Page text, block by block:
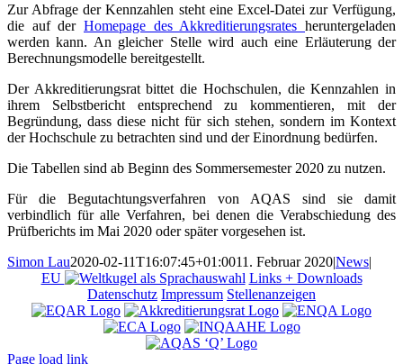
Zur Abfrage der Kennzahlen steht eine Excel-Datei zur Verfügung,
die auf der Homepage des Akkreditierungsrates heruntergeladen
werden kann. An gleicher Stelle wird auch eine Erläuterung der
Berechnungsmodelle bereitgestellt.
Der Akkreditierungsrat bittet die Hochschulen, die Kennzahlen in
ihrem Selbstbericht entsprechend zu kommentieren, mit der
Begründung, dass diese nicht für sich stehen, sondern im Kontext
der Hochschule zu betrachten sind und der Einordnung bedürfen.
Die Tabellen sind ab Beginn des Sommersemester 2020 zu nutzen.
Für die Begutachtungsverfahren von AQAS sind sie damit
verbindlich für alle Verfahren, bei denen die Verabschiedung des
Prüfberichts im Mai 2020 oder später vorgesehen ist.
Simon Lau2020-02-11T16:07:45+01:0011. Februar 2020|News|
EU
Links + Downloads
Datenschutz Impressum Stellenanzeigen
Page load link